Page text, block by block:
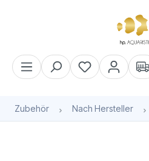
Zubehör Nach Hersteller